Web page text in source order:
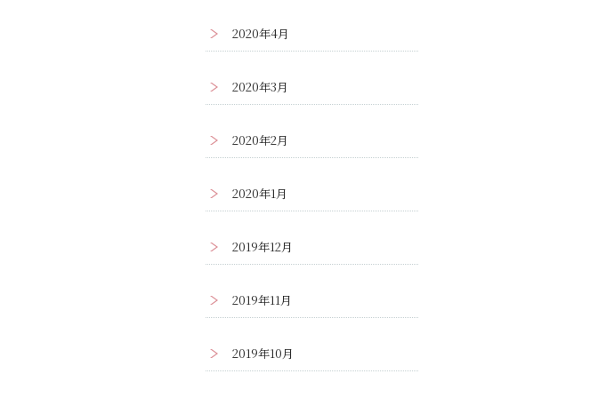
2020年4月
2020年3月
2020年2月
2020年1月
2019年12月
2019年11月
2019年10月